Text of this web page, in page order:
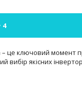
4
– це ключовий момент
вибір якісних